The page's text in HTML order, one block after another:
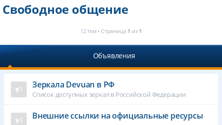
Свободное общение
12 тем • Страница 1 из 1
Объявления
Зеркала Devuan в РФ
Список доступных зеркал в Российской Федерации
Внешние ссылки на официальные ресурсы